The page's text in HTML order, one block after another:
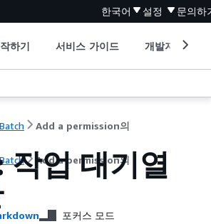
한국어 설정 문의하
하기 서비스 가이드 개발자 도구
Add a permission의
Add a permission의
작업 대기열
포커스 모드